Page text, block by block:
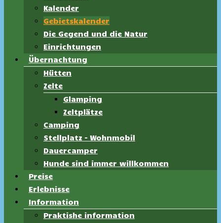
Kalender
Gebietskalender
Die Gegend und die Natur
Einrichtungen
Übernachtung
Hütten
Zelte
Glamping
Zeltplätze
Camping
Stellplatz – Wohnmobil
Dauercamper
Hunde sind immer willkommen
Preise
Erlebnisse
Information
Praktishe information